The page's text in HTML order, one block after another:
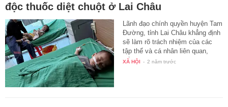
độc thuốc diệt chuột ở Lai Châu
Lãnh đạo chính quyền huyện Tam
Đường, tỉnh Lai Châu khẳng định
sẽ làm rõ trách nhiệm của các
tập thể và cá nhân liên quan,
để…
XÃ HỘI - 2 năm trước